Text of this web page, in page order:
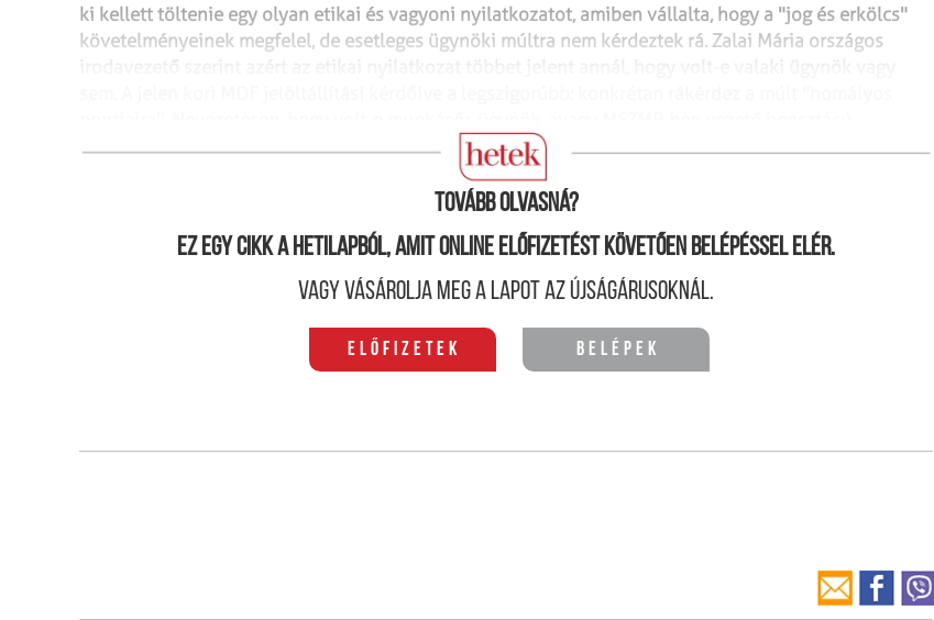
ki kellett töltenie egy olyan etikai és vagyoni nyilatkozatot, amiben vállalta, hogy a "jog és erkölcs"
követelményeinek megfelel, de esetleges ügynöki múltra nem kérdeztek rá. Zalai Mária országos
országgyűlési képviselőjelölt.
Tovább olvasná?
Ez egy cikk a hetilapból, amit online előfizetést követően belépéssel elér.
Vagy vásárolja meg a lapot az újságárusoknál.
Előfizetek Belépek